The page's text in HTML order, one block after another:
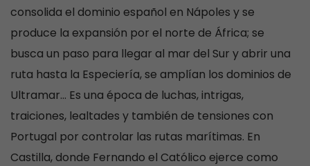
consolida el dominio español en Nápoles y se
produce la expansión por el norte de África; se
busca un paso para llegar al mar del Sur y abrir una
ruta hasta la Especiería, se amplían los dominios de
Ultramar… Es una época de luchas, intrigas,
traiciones, lealtades y también de tensiones con
Portugal por controlar las rutas marítimas. En
Castilla, donde Fernando el Católico ejerce como